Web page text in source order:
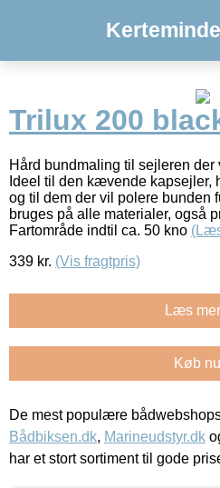
Trilux 200
Hård bundmaling til sejleren
Ideel til den kævende kapsejler,
og til dem der vil polere bunden
bruges på alle materialer, også
Fartområde indtil ca. 50 kno
339 kr. (Vis fragtpris)
Læs
Køb
De mest populære
Bådbiksen.dk, Marineudstyr.dk
har et stort sortiment til gode